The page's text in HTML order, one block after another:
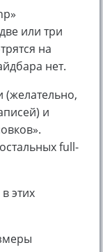
или три
на
нет.
(желательно,
и
full-
этих